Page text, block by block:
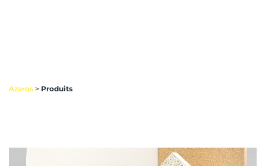
Azaros > Produits